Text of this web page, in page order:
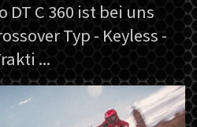
DT C 360 ist bei uns
Typ - Keyless -
...